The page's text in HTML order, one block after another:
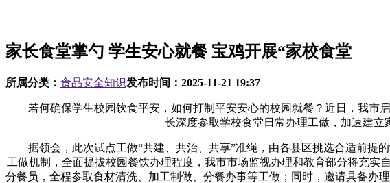
家长食堂掌勺 学生安心就餐 宝鸡开展“家校食堂
所属分类： 食品安全知识发布时间： 2025-11-21 19:37
若何确保学生校园饮食平安，如何打制平安安心的校园就餐？近日，我市
长深度参取学校食堂日常办理工做，加速建立
据领会，此次试点工做“共建、共治、共享”准绳，由各县区挑选合适前提的
工做机制，全面提拔校园餐饮办理程度，我市市场监视办理和教育部分将充实
分餐员，全程参取食材清洗、加工制做、分餐办事等工做；同时，邀请具备办